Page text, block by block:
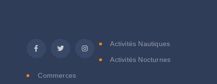
Activités Nautiques
Activités Nocturnes
Commerces